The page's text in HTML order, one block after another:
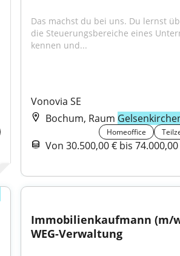
Das machst du bei uns. Du lernst
die Steuerungsbereiche eines
kennen und...
Vonovia SE
Bochum, Raum
Homeoffice
Von 30.500,00 € bis
Immobilienkaufmann (m/
WEG-Verwaltung